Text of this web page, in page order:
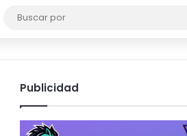
Publicidad